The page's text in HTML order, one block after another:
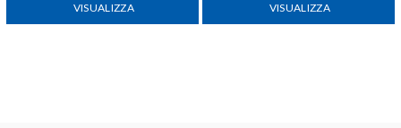
VISUALIZZA VISUALIZZA